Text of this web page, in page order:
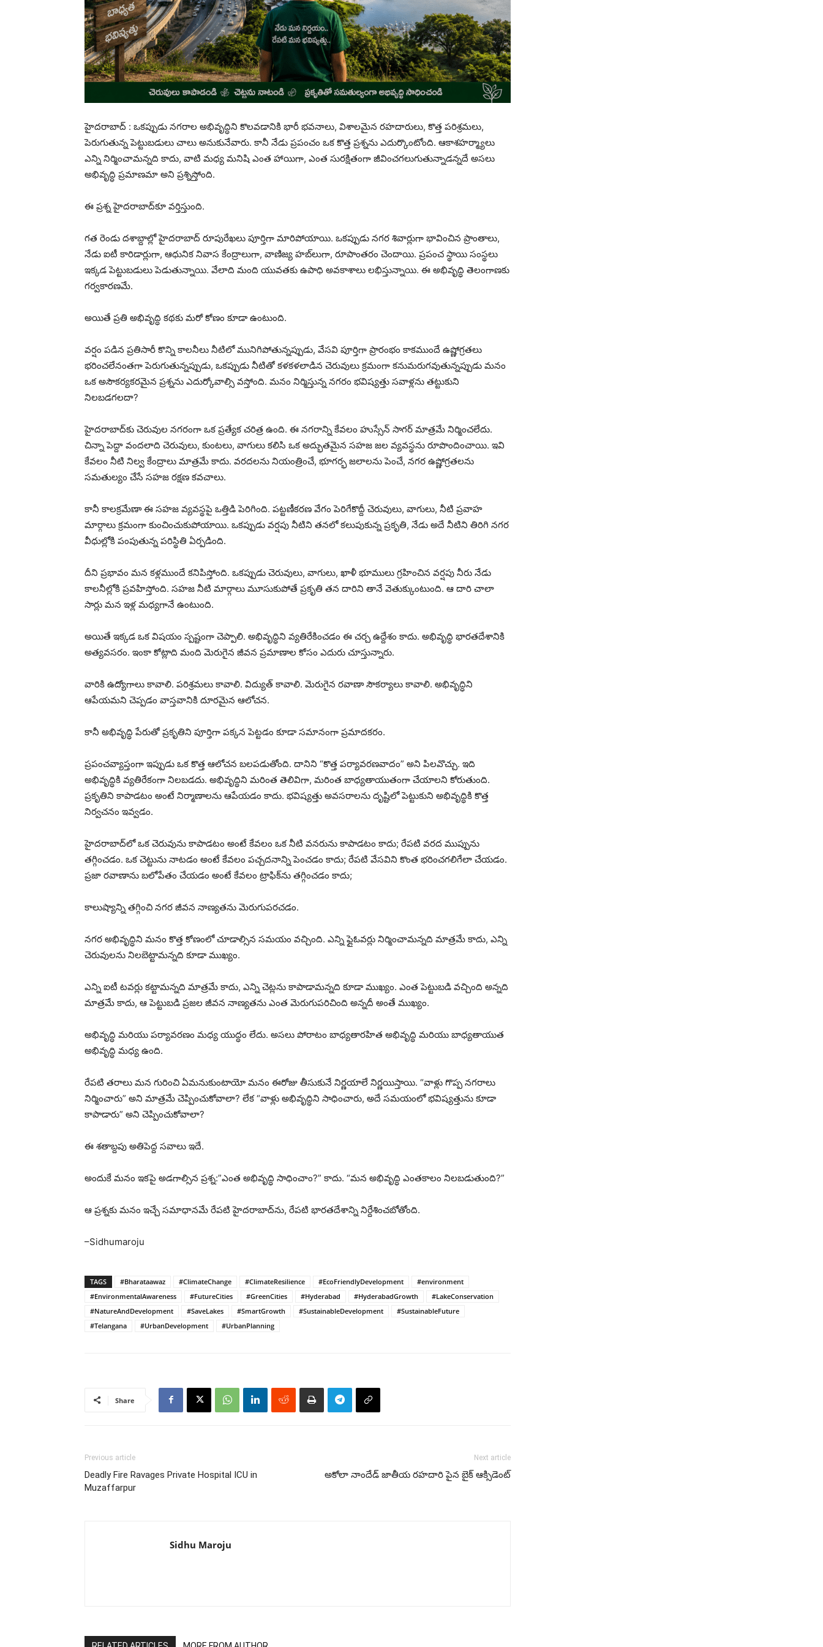
హైదరాబాద్ : ఒకప్పుడు నగరాల అభివృద్ధిని కొలవడానికి భారీ భవనాలు, విశాలమైన రహదారులు, కొత్త పరిశ్రమలు,
పెరుగుతున్న పెట్టుబడులు చాలు అనుకునేవారు. కానీ నేడు ప్రపంచం ఒక కొత్త ప్రశ్నను ఎదుర్కొంటోంది. ఆకాశహర్మ్యాలు
ఎన్ని నిర్మించామన్నది కాదు, వాటి మధ్య మనిషి ఎంత హాయిగా, ఎంత సురక్షితంగా జీవించగలుగుతున్నాడన్నదే అసలు
అభివృద్ధి ప్రమాణమా అని ప్రశ్నిస్తోంది.
ఈ ప్రశ్న హైదరాబాద్‌కూ వర్తిస్తుంది.
గత రెండు దశాబ్దాల్లో హైదరాబాద్ రూపురేఖలు పూర్తిగా మారిపోయాయి. ఒకప్పుడు నగర శివార్లుగా భావించిన ప్రాంతాలు,
నేడు ఐటీ కారిడార్లుగా, ఆధునిక నివాస కేంద్రాలుగా, వాణిజ్య హబ్‌లుగా, రూపాంతరం చెందాయి. ప్రపంచ స్థాయి సంస్థలు
ఇక్కడ పెట్టుబడులు పెడుతున్నాయి. వేలాది మంది యువతకు ఉపాధి అవకాశాలు లభిస్తున్నాయి. ఈ అభివృద్ధి తెలంగాణకు
గర్వకారణమే.
అయితే ప్రతి అభివృద్ధి కథకు మరో కోణం కూడా ఉంటుంది.
వర్షం పడిన ప్రతిసారీ కొన్ని కాలనీలు నీటిలో మునిగిపోతున్నప్పుడు, వేసవి పూర్తిగా ప్రారంభం కాకముందే ఉష్ణోగ్రతలు
భరించలేనంతగా పెరుగుతున్నప్పుడు, ఒకప్పుడు నీటితో కళకళలాడిన చెరువులు క్రమంగా కనుమరుగవుతున్నప్పుడు మనం
ఒక అసౌకర్యకరమైన ప్రశ్నను ఎదుర్కోవాల్సి వస్తోంది. మనం నిర్మిస్తున్న నగరం భవిష్యత్తు సవాళ్లను తట్టుకుని
నిలబడగలదా?
హైదరాబాద్‌కు చెరువుల నగరంగా ఒక ప్రత్యేక చరిత్ర ఉంది. ఈ నగరాన్ని కేవలం హుస్సేన్ సాగర్ మాత్రమే నిర్మించలేదు.
చిన్నా పెద్దా వందలాది చెరువులు, కుంటలు, వాగులు కలిసి ఒక అద్భుతమైన సహజ జల వ్యవస్థను రూపొందించాయి. ఇవి
కేవలం నీటి నిల్వ కేంద్రాలు మాత్రమే కాదు. వరదలను నియంత్రించే, భూగర్భ జలాలను పెంచే, నగర ఉష్ణోగ్రతలను
సమతుల్యం చేసే సహజ రక్షణ కవచాలు.
కానీ కాలక్రమేణా ఈ సహజ వ్యవస్థపై ఒత్తిడి పెరిగింది. పట్టణీకరణ వేగం పెరిగేకొద్దీ చెరువులు, వాగులు, నీటి ప్రవాహ
మార్గాలు క్రమంగా కుంచించుకుపోయాయి. ఒకప్పుడు వర్షపు నీటిని తనలో కలుపుకున్న ప్రకృతి, నేడు అదే నీటిని తిరిగి నగర
వీధుల్లోకి పంపుతున్న పరిస్థితి ఏర్పడింది.
దీని ప్రభావం మన కళ్లముందే కనిపిస్తోంది. ఒకప్పుడు చెరువులు, వాగులు, ఖాళీ భూములు గ్రహించిన వర్షపు నీరు నేడు
కాలనీల్లోకి ప్రవహిస్తోంది. సహజ నీటి మార్గాలు మూసుకుపోతే ప్రకృతి తన దారిని తానే వెతుక్కుంటుంది. ఆ దారి చాలా
సార్లు మన ఇళ్ల మధ్యగానే ఉంటుంది.
అయితే ఇక్కడ ఒక విషయం స్పష్టంగా చెప్పాలి. అభివృద్ధిని వ్యతిరేకించడం ఈ చర్చ ఉద్దేశం కాదు. అభివృద్ధి భారతదేశానికి
అత్యవసరం. ఇంకా కోట్లాది మంది మెరుగైన జీవన ప్రమాణాల కోసం ఎదురు చూస్తున్నారు.
వారికి ఉద్యోగాలు కావాలి. పరిశ్రమలు కావాలి. విద్యుత్ కావాలి. మెరుగైన రవాణా సౌకర్యాలు కావాలి. అభివృద్ధిని
ఆపేయమని చెప్పడం వాస్తవానికి దూరమైన ఆలోచన.
కానీ అభివృద్ధి పేరుతో ప్రకృతిని పూర్తిగా పక్కన పెట్టడం కూడా సమానంగా ప్రమాదకరం.
ప్రపంచవ్యాప్తంగా ఇప్పుడు ఒక కొత్త ఆలోచన బలపడుతోంది. దానిని “కొత్త పర్యావరణవాదం” అని పిలవొచ్చు. ఇది
అభివృద్ధికి వ్యతిరేకంగా నిలబడదు. అభివృద్ధిని మరింత తెలివిగా, మరింత బాధ్యతాయుతంగా చేయాలని కోరుతుంది.
ప్రకృతిని కాపాడటం అంటే నిర్మాణాలను ఆపేయడం కాదు. భవిష్యత్తు అవసరాలను దృష్టిలో పెట్టుకుని అభివృద్ధికి కొత్త
నిర్వచనం ఇవ్వడం.
హైదరాబాద్‌లో ఒక చెరువును కాపాడటం అంటే కేవలం ఒక నీటి వనరును కాపాడటం కాదు; రేపటి వరద ముప్పును
తగ్గించడం. ఒక చెట్టును నాటడం అంటే కేవలం పచ్చదనాన్ని పెంచడం కాదు; రేపటి వేసవిని కొంత భరించగలిగేలా చేయడం.
ప్రజా రవాణాను బలోపేతం చేయడం అంటే కేవలం ట్రాఫిక్‌ను తగ్గించడం కాదు;
కాలుష్యాన్ని తగ్గించి నగర జీవన నాణ్యతను మెరుగుపరచడం.
నగర అభివృద్ధిని మనం కొత్త కోణంలో చూడాల్సిన సమయం వచ్చింది. ఎన్ని ఫ్లైఓవర్లు నిర్మించామన్నది మాత్రమే కాదు, ఎన్ని
చెరువులను నిలబెట్టామన్నది కూడా ముఖ్యం.
ఎన్ని ఐటీ టవర్లు కట్టామన్నది మాత్రమే కాదు, ఎన్ని చెట్లను కాపాడామన్నది కూడా ముఖ్యం. ఎంత పెట్టుబడి వచ్చింది అన్నది
మాత్రమే కాదు, ఆ పెట్టుబడి ప్రజల జీవన నాణ్యతను ఎంత మెరుగుపరిచింది అన్నదీ అంతే ముఖ్యం.
అభివృద్ధి మరియు పర్యావరణం మధ్య యుద్ధం లేదు. అసలు పోరాటం బాధ్యతారహిత అభివృద్ధి మరియు బాధ్యతాయుత
అభివృద్ధి మధ్య ఉంది.
రేపటి తరాలు మన గురించి ఏమనుకుంటాయో మనం ఈరోజు తీసుకునే నిర్ణయాలే నిర్ణయిస్తాయి. “వాళ్లు గొప్ప నగరాలు
నిర్మించారు” అని మాత్రమే చెప్పించుకోవాలా? లేక “వాళ్లు అభివృద్ధిని సాధించారు, అదే సమయంలో భవిష్యత్తును కూడా
కాపాడారు” అని చెప్పించుకోవాలా?
ఈ శతాబ్దపు అతిపెద్ద సవాలు ఇదే.
అందుకే మనం ఇకపై అడగాల్సిన ప్రశ్న:”ఎంత అభివృద్ధి సాధించాం?” కాదు. “మన అభివృద్ధి ఎంతకాలం నిలబడుతుంది?”
ఆ ప్రశ్నకు మనం ఇచ్చే సమాధానమే రేపటి హైదరాబాద్‌ను, రేపటి భారతదేశాన్ని నిర్దేశించబోతోంది.
–Sidhumaroju
TAGS #Bharataawaz #ClimateChange #ClimateResilience #EcoFriendlyDevelopment
#environment
#EnvironmentalAwareness
#FutureCities #GreenCities #Hyderabad #HyderabadGrowth
#LakeConservation
#NatureAndDevelopment
#SaveLakes #SmartGrowth #SustainableDevelopment
#SustainableFuture
#Telangana
#UrbanDevelopment #UrbanPlanning
Share
Previous article
Deadly Fire Ravages Private Hospital ICU in
Muzaffarpur
Next article
అకోలా నాందేడ్ జాతీయ రహదారి పైన బైక్ ఆక్సిడెంట్
Sidhu Maroju